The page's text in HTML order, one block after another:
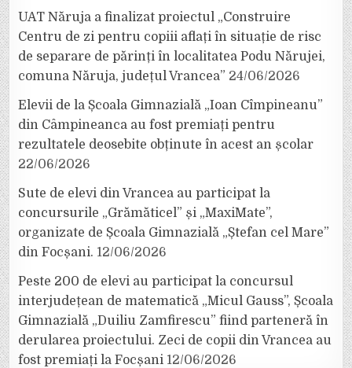
UAT Năruja a finalizat proiectul „Construire
Centru de zi pentru copiii aflați în situație de risc
de separare de părinți în localitatea Podu Nărujei,
comuna Năruja, județul Vrancea” 24/06/2026
Elevii de la Școala Gimnazială „Ioan Cîmpineanu”
din Câmpineanca au fost premiați pentru
rezultatele deosebite obținute în acest an școlar
22/06/2026
Sute de elevi din Vrancea au participat la
concursurile „Grămăticel” și „MaxiMate”,
organizate de Școala Gimnazială „Ștefan cel Mare”
din Focșani. 12/06/2026
Peste 200 de elevi au participat la concursul
interjudețean de matematică „Micul Gauss”, Școala
Gimnazială „Duiliu Zamfirescu” fiind parteneră în
derularea proiectului. Zeci de copii din Vrancea au
fost premiați la Focșani 12/06/2026